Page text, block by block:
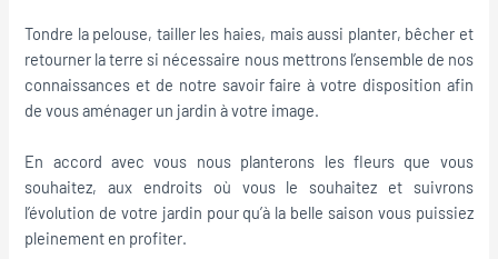
Tondre la pelouse, tailler les haies, mais aussi planter, bêcher et
retourner la terre si nécessaire nous mettrons l’ensemble de nos
connaissances et de notre savoir faire à votre disposition afin
de vous aménager un jardin à votre image.
En accord avec vous nous planterons les fleurs que vous
souhaitez, aux endroits où vous le souhaitez et suivrons
l’évolution de votre jardin pour qu’à la belle saison vous puissiez
pleinement en profiter.